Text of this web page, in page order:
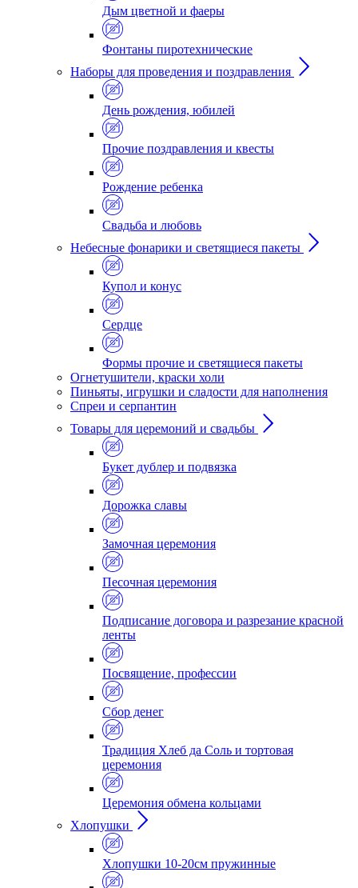
Дым цветной и фаеры
Фонтаны пиротехнические
Наборы для проведения и поздравления
День рождения, юбилей
Прочие поздравления и квесты
Рождение ребенка
Свадьба и любовь
Небесные фонарики и светящиеся пакеты
Купол и конус
Сердце
Формы прочие и светящиеся пакеты
Огнетушители, краски холи
Пиньяты, игрушки и сладости для наполнения
Спреи и серпантин
Товары для церемоний и свадьбы
Букет дублер и подвязка
Дорожка славы
Замочная церемония
Песочная церемония
Подписание договора и разрезание красной
ленты
Посвящение, профессии
Сбор денег
Традиция Хлеб да Соль и тортовая
церемония
Церемония обмена кольцами
Хлопушки
Хлопушки 10-20см пружинные